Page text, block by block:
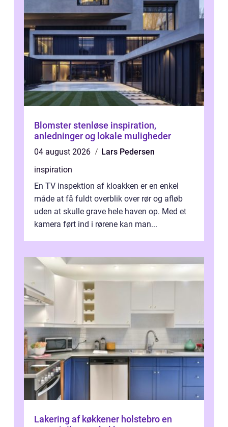
Blomster stenløse inspiration,
anledninger og lokale muligheder
04 august 2026
Lars Pedersen
inspiration
En TV inspektion af kloakken er en enkel
måde at få fuldt overblik over rør og afløb
uden at skulle grave hele haven op. Med et
kamera ført ind i rørene kan man...
Lakering af køkkener holstebro en